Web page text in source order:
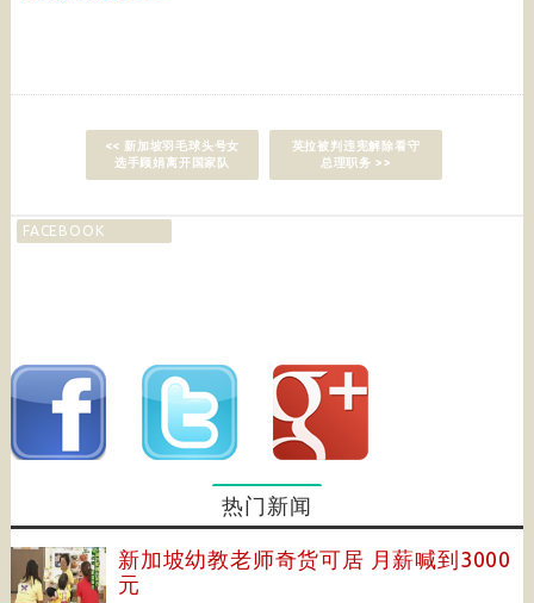
<< 新加坡羽毛球头号女
选手顾娟离开国家队
英拉被判违宪解除看守
总理职务 >>
FACEBOOK
热门新闻
新加坡幼教老师奇货可居 月薪喊到3000
元